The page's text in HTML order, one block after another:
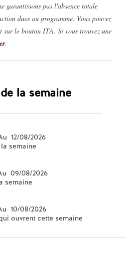
garantissons pas l'absence totale
dues au programme. Vous pouvez
le bouton ITA. Si vous trouvez une
.
la semaine
12/08/2026
semaine
09/08/2026
semaine
10/08/2026
ouvrent cette semaine